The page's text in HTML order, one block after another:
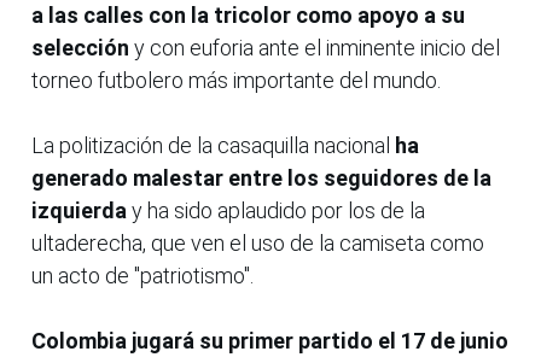
a las calles con la tricolor como apoyo a su
selección y con euforia ante el inminente inicio del
torneo futbolero más importante del mundo.
La politización de la casaquilla nacional ha
generado malestar entre los seguidores de la
izquierda y ha sido aplaudido por los de la
ultaderecha, que ven el uso de la camiseta como
un acto de "patriotismo".
Colombia jugará su primer partido el 17 de junio